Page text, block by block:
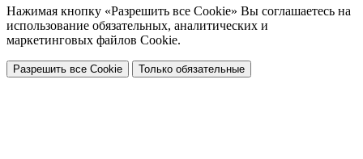
Нажимая кнопку «Разрешить все Cookie» Вы соглашаетесь на
использование обязательных, аналитических и
маркетинговых файлов Cookie.
Разрешить все Cookie Только обязательные